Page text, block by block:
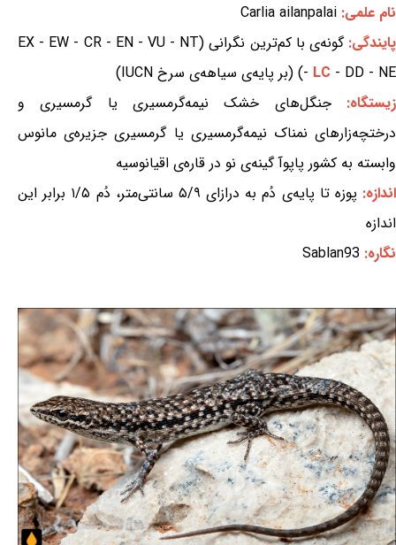
نام علمی: Carlia ailanpalai
پایندگی:
گونه‌ی با کم‌ترین نگرانی (EX - EW - CR - EN - VU - NT
- LC - DD - NE) (بر پایه‌ی سیاهه‌ی سرخ IUCN)
زیستگاه:جنگل‌های خشک نیمه‌گرمسیری یا گرمسیری و
درختچه‌زارهای نمناک نیمه‌گرمسیری یا گرمسیری جزیره‌ی مانوس
وابسته به کشور پاپوآ گینه‌ی نو در قاره‌ی اقیانوسیه
اندازه:
پوزه تا پایه‌ی دُم به درازای ۵/۹ سانتی‌متر، دُم ۱/۵ برابر این
اندازه
نگاره: Sablan93